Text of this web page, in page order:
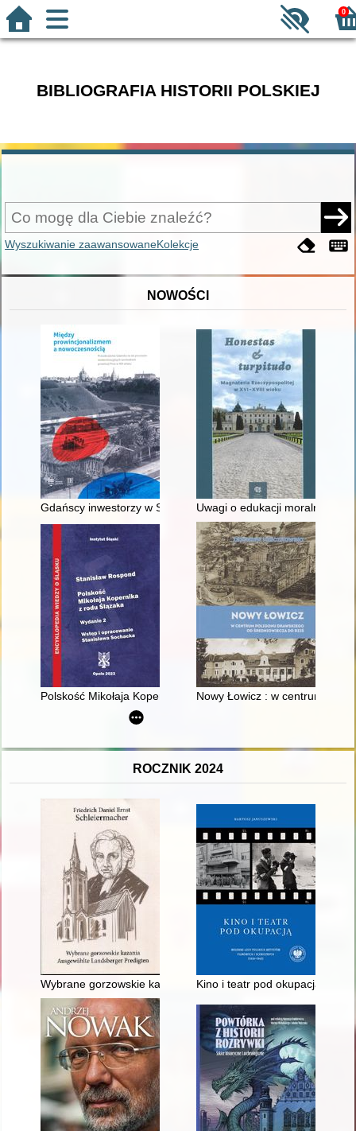
0
BIBLIOGRAFIA HISTORII POLSKIEJ
Wyszukiwanie zaawansowaneKolekcje
NOWOŚCI
Gdańscy inwestorzy w Sopocie : prestiż finansowy i
Uwagi o edukacji moralnej
Polskość Mikołaja Kopernika z rodu ŚlązakaNowy Łowicz : w centrum
ROCZNIK 2024
Wybrane gorzowskie kazania = Ausgewählte landsberger
Kino i teatr pod okupacją :